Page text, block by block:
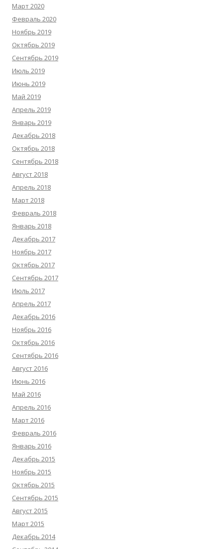
Март 2020
Февраль 2020
Ноябрь 2019
Октябрь 2019
Сентябрь 2019
Июль 2019
Июнь 2019
Май 2019
Апрель 2019
Январь 2019
Декабрь 2018
Октябрь 2018
Сентябрь 2018
Август 2018
Апрель 2018
Март 2018
Февраль 2018
Январь 2018
Декабрь 2017
Ноябрь 2017
Октябрь 2017
Сентябрь 2017
Июль 2017
Апрель 2017
Декабрь 2016
Ноябрь 2016
Октябрь 2016
Сентябрь 2016
Август 2016
Июнь 2016
Май 2016
Апрель 2016
Март 2016
Февраль 2016
Январь 2016
Декабрь 2015
Ноябрь 2015
Октябрь 2015
Сентябрь 2015
Август 2015
Март 2015
Декабрь 2014